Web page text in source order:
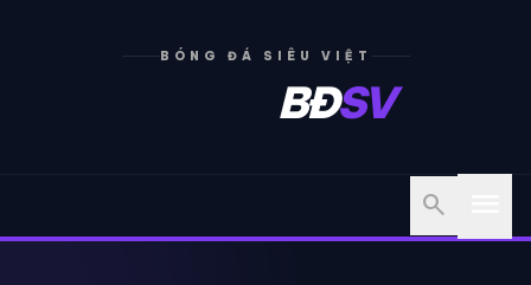
BÓNG ĐÁ SIÊU VIỆT
BĐSV
search